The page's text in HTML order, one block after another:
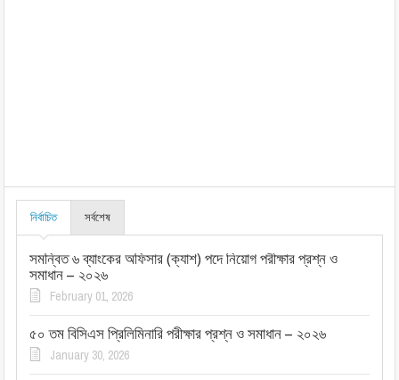
নির্বাচিত সর্বশেষ
সমন্বিত ৬ ব্যাংকের অফিসার (ক্যাশ) পদে নিয়োগ পরীক্ষার প্রশ্ন ও
সমাধান – ২০২৬
February 01, 2026
৫০ তম বিসিএস প্রিলিমিনারি পরীক্ষার প্রশ্ন ও সমাধান – ২০২৬
January 30, 2026